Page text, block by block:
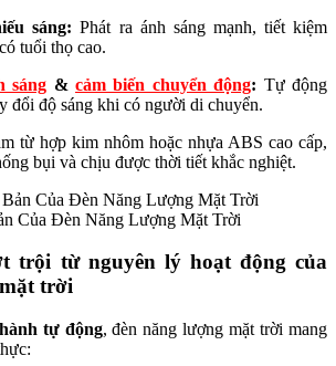
sáng: Phát ra ánh sáng mạnh, tiết kiệm
tuổi thọ cao.
sáng &cảm biến chuyển động: Tự động
đổi độ sáng khi có người di chuyển.
từ hợp kim nhôm hoặc nhựa ABS cao cấp,
bụi và chịu được thời tiết khắc nghiệt.
Của Đèn Năng Lượng Mặt Trời
trội từ nguyên lý hoạt động của
trời
tự động, đèn năng lượng mặt trời mang